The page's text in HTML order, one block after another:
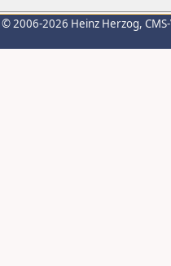
© 2006-2026 Heinz Herzog,